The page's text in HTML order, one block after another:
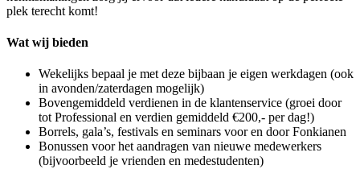
plek terecht komt!
Wat wij bieden
Wekelijks bepaal je met deze bijbaan je eigen werkdagen (ook
in avonden/zaterdagen mogelijk)
Bovengemiddeld verdienen in de klantenservice (groei door
tot Professional en verdien gemiddeld €200,- per dag!)
Borrels, gala’s, festivals en seminars voor en door Fonkianen
Bonussen voor het aandragen van nieuwe medewerkers
(bijvoorbeeld je vrienden en medestudenten)